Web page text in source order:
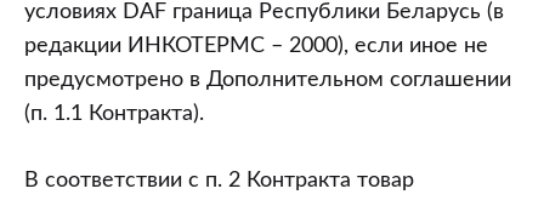
условиях DAF граница Республики Беларусь (в
редакции ИНКОТЕРМС – 2000), если иное не
предусмотрено в Дополнительном соглашении
(п. 1.1 Контракта).
В соответствии с п. 2 Контракта товар